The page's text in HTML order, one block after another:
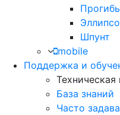
Шпунт
mobile
Поддержка и
База знаний
Часто